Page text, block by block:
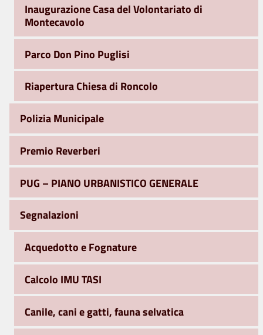
Inaugurazione Casa del Volontariato di
Montecavolo
Parco Don Pino Puglisi
Riapertura Chiesa di Roncolo
Polizia Municipale
Premio Reverberi
PUG – PIANO URBANISTICO GENERALE
Segnalazioni
Acquedotto e Fognature
Calcolo IMU TASI
Canile, cani e gatti, fauna selvatica